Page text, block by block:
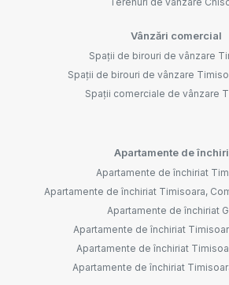
Vânzări comercial
Spații de birouri de vânzare
Spații de birouri de vânzare
Spații comerciale de vânzare
Apartamente de
Apartamente de închiriat
Apartamente de închiriat Timisoara,
Apartamente de închiriat
Apartamente de închiriat
Apartamente de închiriat
Apartamente de închiriat